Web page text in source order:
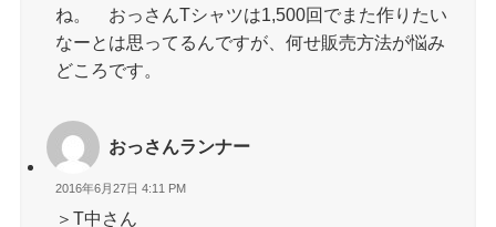
ね。 おっさんTシャツは1,500回でまた作りたい
なーとは思ってるんですが、何せ販売方法が悩み
どころです。
おっさんランナー
2016年6月27日 4:11 PM
＞T中さん